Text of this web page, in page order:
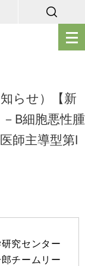
メ
ニ
を
開
く
らせ）【新
B細胞悪性腫
師主導型第Ⅰ
究センター
チームリー